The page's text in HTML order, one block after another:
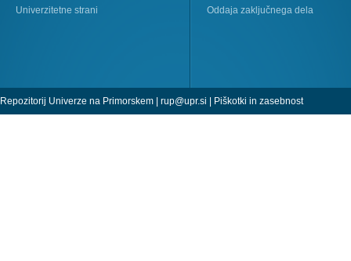
Univerzitetne strani
Oddaja zaključnega dela
Repozitorij Univerze na Primorskem | rup@upr.si | Piškotki in zasebnost